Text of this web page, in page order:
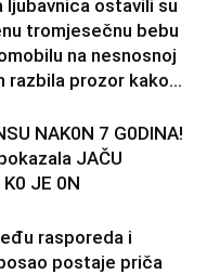
ljubavnica ostavili su
tromjesečnu bebu
na nesnosnoj
razbila prozor kako...
NAK0N 7 G0DlNA!
JAČU
JE 0N
rasporeda i
postaje priča